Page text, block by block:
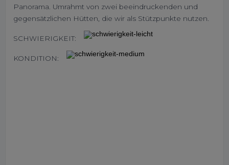
Panorama. Umrahmt von zwei beeindruckenden und
gegensätzlichen Hütten, die wir als Stützpunkte nutzen.
SCHWIERIGKEIT:
KONDITION: